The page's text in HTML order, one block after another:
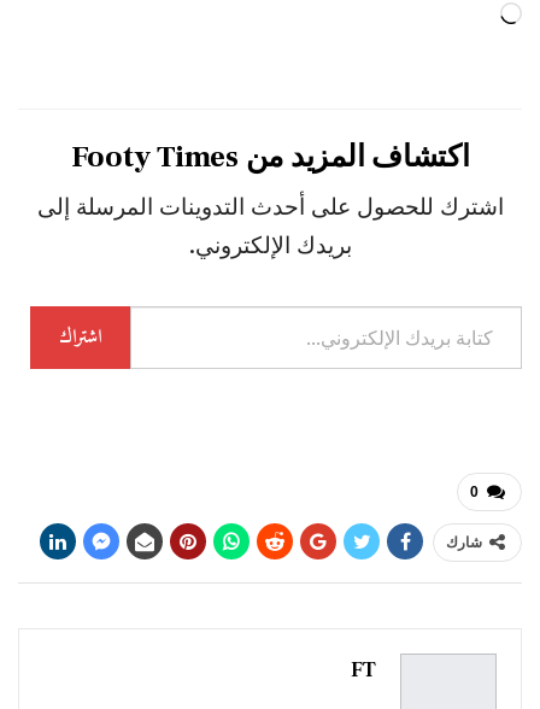
جاري
اكتشاف المزيد من Footy Times
اشترك للحصول على أحدث التدوينات المرسلة إلى
بريدك الإلكتروني.
كتابة
بريدك
اشتراك
0
شارك
FT